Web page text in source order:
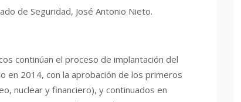
de Seguridad, José Antonio Nieto.
el proceso de implantación del
en 2014, con la aprobación de los primeros
nuclear y financiero), y continuados en